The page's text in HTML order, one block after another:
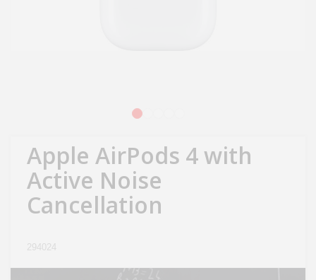
Apple AirPods 4 with
Active Noise
Cancellation
294024
tervis